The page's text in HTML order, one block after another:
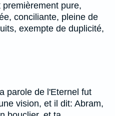
pure,
conciliante, pleine de
exempte de duplicité,
parole de l'Eternel fut
vision, et il dit: Abram,